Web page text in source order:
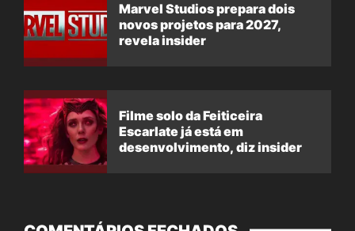
Marvel Studios prepara dois
novos projetos para 2027,
revela insider
Filme solo da Feiticeira
Escarlate já está em
desenvolvimento, diz insider